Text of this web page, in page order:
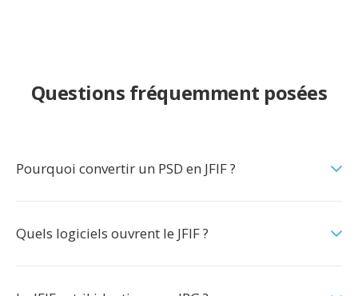
Questions fréquemment posées
Pourquoi convertir un PSD en JFIF ?
Quels logiciels ouvrent le JFIF ?